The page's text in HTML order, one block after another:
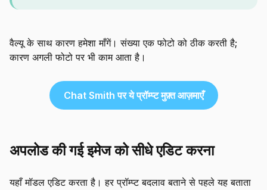
वैल्यू के साथ कारण हमेशा माँगें। संख्या एक फोटो को ठीक करती है;
कारण अगली फोटो पर भी काम आता है।
Chat Smith पर ये प्रॉम्प्ट मुफ़्त आज़माएँ
अपलोड की गई इमेज को सीधे एडिट करना
यहाँ मॉडल एडिट करता है। हर प्रॉम्प्ट बदलाव बताने से पहले यह बताता